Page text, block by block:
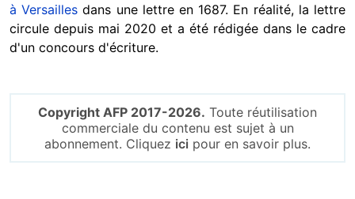
à Versailles dans une lettre en 1687. En réalité, la lettre
circule depuis mai 2020 et a été rédigée dans le cadre
d'un concours d'écriture.
Copyright AFP 2017-2026. Toute réutilisation
commerciale du contenu est sujet à un
abonnement. Cliquez ici pour en savoir plus.